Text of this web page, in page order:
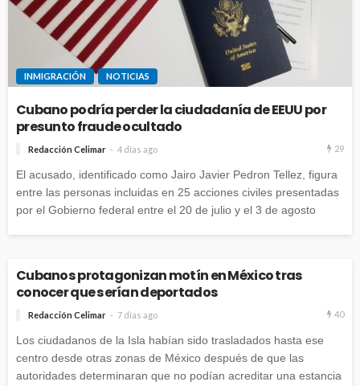
INMIGRACIÓN NOTICIAS
Cubano podría perder la ciudadanía de EEUU por
presunto fraude ocultado
Redacción Celimar 4 días ago 29
El acusado, identificado como Jairo Javier Pedron Tellez, figura
entre las personas incluidas en 25 acciones civiles presentadas
por el Gobierno federal entre el 20 de julio y el 3 de agosto
Cubanos protagonizan motín en México tras
conocer que serían deportados
Redacción Celimar 7 días ago 40
Los ciudadanos de la Isla habían sido trasladados hasta ese
centro desde otras zonas de México después de que las
autoridades determinaran que no podían acreditar una estancia